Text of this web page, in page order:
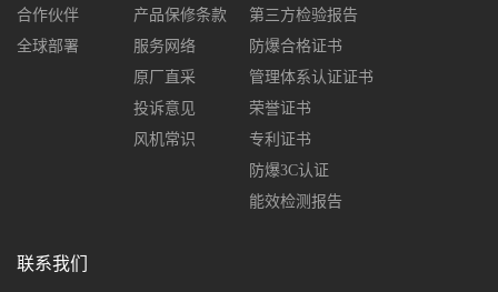
合作伙伴
全球部署
产品保修条款
服务网络
原厂直采
投诉意见
风机常识
第三方检验报告
防爆合格证书
管理体系认证证书
荣誉证书
专利证书
防爆3C认证
能效检测报告
联系我们